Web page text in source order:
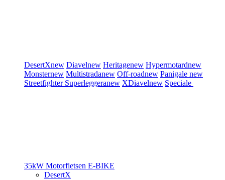
DesertXnew Diavelnew Heritagenew Hypermotardnew
Monsternew Multistradanew Off-roadnew Panigale new
Streetfighter Superleggeranew XDiavelnew Speciale
35kW Motorfietsen E-BIKE
DesertX